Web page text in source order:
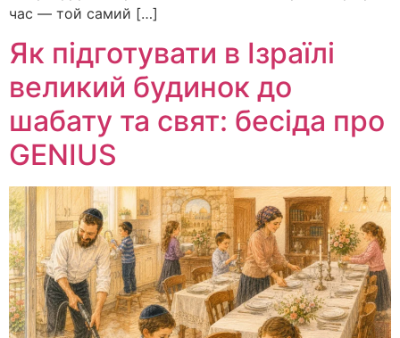
час — той самий […]
Як підготувати в Ізраїлі
великий будинок до
шабату та свят: бесіда про
GENIUS